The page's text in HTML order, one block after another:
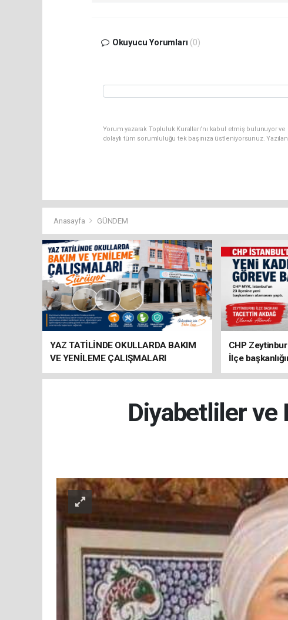
Okuyucu Yorumları (0)
Yorum yazarak Topluluk Kuralları’nı kabul etmiş bulunuyor
dolaylı tüm sorumluluğu tek başınıza üstleniyorsunuz.
Anasayfa GÜNDEM
YAZ TATİLİNDE OKULLARDA BAKIM
VE YENİLEME ÇALIŞMALARI
SÜRÜYOR
CHP
İlçe
atandı
Diyabetliler ve